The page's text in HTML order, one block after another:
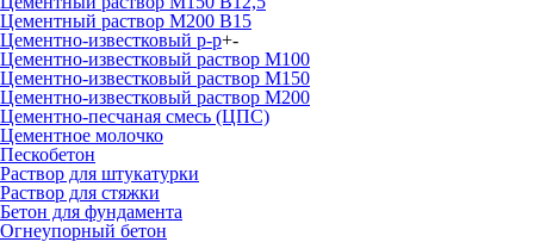
Цементный раствор М200 B15
Цементно-известковый р-р+-
Цементно-известковый раствор М100
Цементно-известковый раствор М150
Цементно-известковый раствор М200
Цементно-песчаная смесь (ЦПС)
Цементное молочко
Пескобетон
Раствор для штукатурки
Раствор для стяжки
Бетон для фундамента
Огнеупорный бетон